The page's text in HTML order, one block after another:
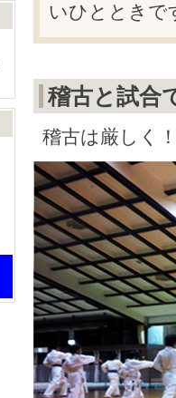
いひとときで
稽古と試合
稽古は厳しく